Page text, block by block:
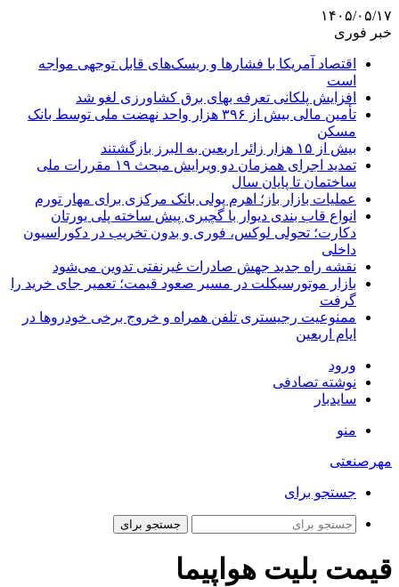
۱۴۰۵/۰۵/۱۷
خبر فوری
اقتصاد آمریکا با فشارها و ریسک‌های قابل توجهی مواجه
است
افزایش پلکانی تعرفه بهای برق کشاورزی لغو شد
تأمین مالی بیش از ۳۹۶ هزار واحد نهضت ملی توسط بانک
مسکن
بیش از ۱۵ هزار زائر اربعین به البرز بازگشتند
تمدید اجرای همزمان دو ویرایش مبحث ۱۹ مقررات ملی
ساختمان تا پایان سال
عملیات بازار باز؛ اهرم پولی بانک مرکزی برای مهار تورم
انواع قاب بندی دیوار با گچبری پیش ساخته پلی یورتان
دکارت؛ تحولی لوکس، فوری و بدون تخریب در دکوراسیون
داخلی
نقشه راه جدید جهش صادرات غیرنفتی تدوین می‌شود
بازار موتورسیکلت در مسیر صعود قیمت؛ تعمیر جای خرید را
گرفت
ممنوعیت رجیستری تلفن همراه و خروج برخی خودروها در
ایام اربعین
ورود
نوشته تصادفی
سایدبار
منو
مهرصنعتی
جستجو برای
جستجو برای
قیمت بلیت هواپیما